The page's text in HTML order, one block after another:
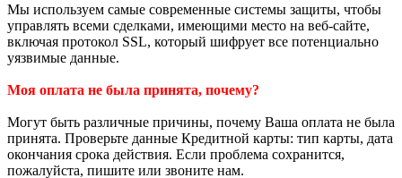
Мы используем самые современные системы защиты, чтобы
управлять всеми сделками, имеющими место на веб-сайте,
включая протокол SSL, который шифрует все потенциально
уязвимые данные.
Моя оплата не была принята, почему?
Могут быть различные причины, почему Ваша оплата не была
принята. Проверьте данные Кредитной карты: тип карты, дата
окончания срока действия. Если проблема сохранится,
пожалуйста, пишите или звоните нам.